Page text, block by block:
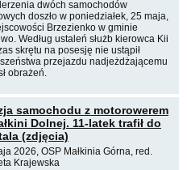
dwóch samochodów
doszło w poniedziałek, 25 maja,
Brzezienko w gminie
Według ustaleń służb kierowca Kii
skrętu na posesję nie ustąpił
przejazdu nadjeżdżającemu
obrażeń.
samochodu z motorowerem
Dolnej. 11-latek trafił do
(zdjęcia)
2026, OSP Małkinia Górna, red.
Krajewska